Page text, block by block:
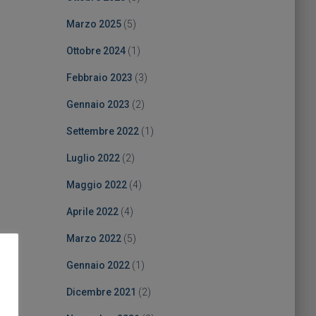
Marzo 2025(5)
Ottobre 2024(1)
Febbraio 2023 (3)
Gennaio 2023 (2)
Settembre 2022(1)
Luglio 2022(2)
Maggio 2022(4)
Aprile 2022(4)
Marzo 2022(5)
Gennaio 2022(1)
Dicembre 2021 (2)